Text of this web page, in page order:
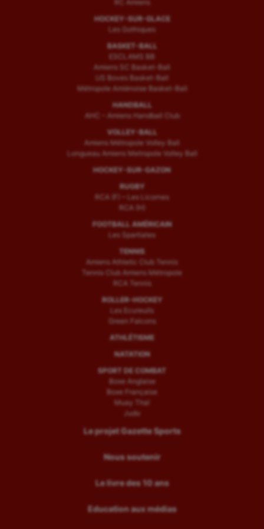
RC Amiens
HOCKEY-SUR-GLACE
Les Gothiques
BASKET-BALL
ESCLAMS BB
Amiens SC Basket-Ball
US Boves Basket-Ball
Métropole Amiénoise Basket-Ball
HANDBALL
AHC – Amiens Handball Club
VOLLEY-BALL
Amiens Métropole Volley Ball
Longueau Amiens Metropole Volley Ball
HOCKEY-SUR-GAZON
RUGBY
RCA (F) – Les Licornes
RCA (H)
FOOTBALL AMÉRICAIN
Les Spartiates
TENNIS
Amiens Athletic Club Tennis
Tennis Club Amiens Métropole
RCA Tennis
ROLLER-HOCKEY
Les Ecureuils
Green Falcons
ATHLÉTISME
NATATION
SPORT DE COMBAT
Boxe Anglaise
Boxe Française
Muay Thaï
Judo
Le projet Gazette Sports
Nous soutenir
Le livre des 10 ans
Education aux médias